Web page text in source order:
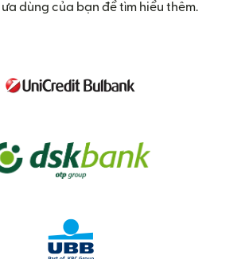
dùng của bạn để tìm hiểu thêm.